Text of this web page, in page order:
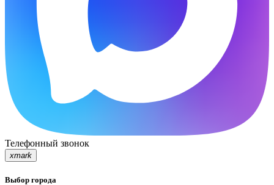
Телефонный звонок
xmark
Выбор города